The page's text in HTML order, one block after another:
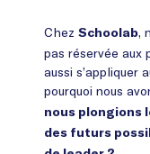
ChezSchoolab,
pas réservée aux
aussi s’appliquer
pourquoi nous
nous plongions
des futurs